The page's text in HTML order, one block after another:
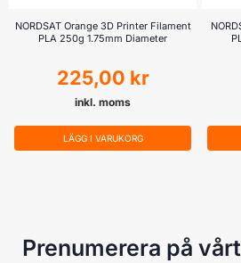
NORDSAT Orange 3D Printer Filament
PLA 250g 1.75mm Diameter
225,00 kr
inkl. moms
LÄGG I VARUKORG
Prenumerera på